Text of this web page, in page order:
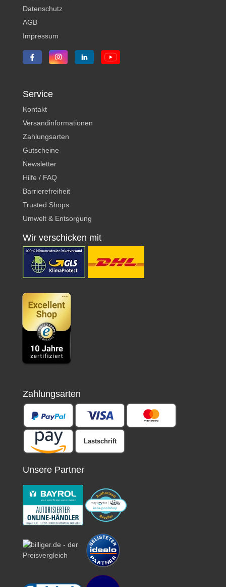
Datenschutz
AGB
Impressum
Service
Kontakt
Versandinformationen
Zahlungsarten
Gutscheine
Newsletter
Hilfe / FAQ
Barrierefreiheit
Trusted Shops
Umwelt & Entsorgung
Wir verschicken mit
Zahlungsarten
Lastschrift
Unsere Partner